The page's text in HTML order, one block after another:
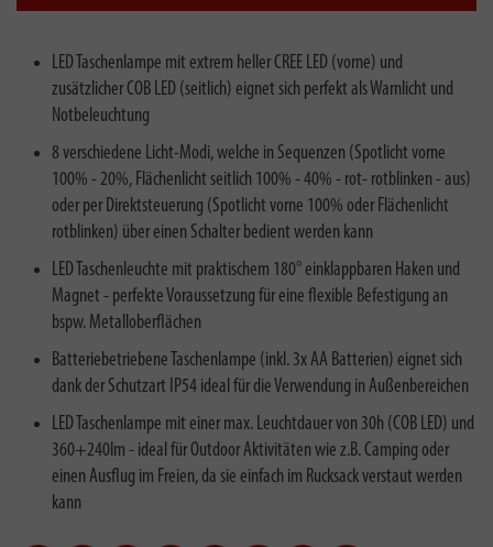
LED Taschenlampe mit extrem heller CREE LED (vorne) und
zusätzlicher COB LED (seitlich) eignet sich perfekt als Warnlicht und
Notbeleuchtung
8 verschiedene Licht-Modi, welche in Sequenzen (Spotlicht vorne
100% - 20%, Flächenlicht seitlich 100% - 40% - rot- rotblinken - aus)
oder per Direktsteuerung (Spotlicht vorne 100% oder Flächenlicht
rotblinken) über einen Schalter bedient werden kann
LED Taschenleuchte mit praktischem 180° einklappbaren Haken und
Magnet - perfekte Voraussetzung für eine flexible Befestigung an
bspw. Metalloberflächen
Batteriebetriebene Taschenlampe (inkl. 3x AA Batterien) eignet sich
dank der Schutzart IP54 ideal für die Verwendung in Außenbereichen
LED Taschenlampe mit einer max. Leuchtdauer von 30h (COB LED) und
360+240lm - ideal für Outdoor Aktivitäten wie z.B. Camping oder
einen Ausflug im Freien, da sie einfach im Rucksack verstaut werden
kann